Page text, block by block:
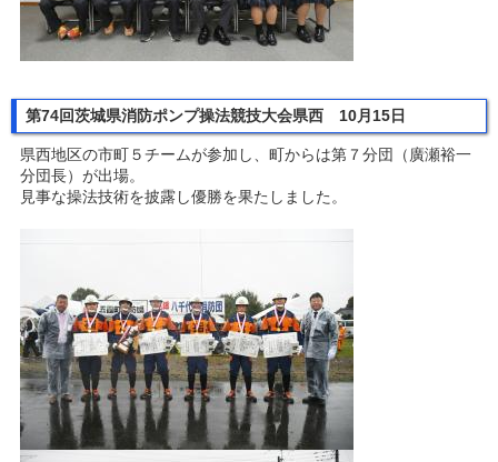
第74回茨城県消防ポンプ操法競技大会県西 10月15日
県西地区の市町５チームが参加し、町からは第７分団（廣瀬裕一
分団長）が出場。
見事な操法技術を披露し優勝を果たしました。